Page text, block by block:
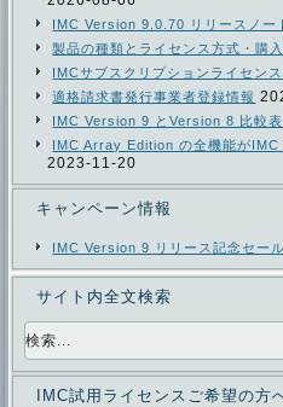
IMC Version 9.0.70 リリースノー
製品の種類とライセンス方式・購
IMCサブスクリプションライセン
適格請求書発行事業者登録情報
IMC Version 9 とVersion 8 比較表
IMC Array Edition の全機能が
2023-11-20
キャンペーン情報
IMC Version 9 リリース記念セー
サイト内全文検索
IMC試用ライセンスご希望の方